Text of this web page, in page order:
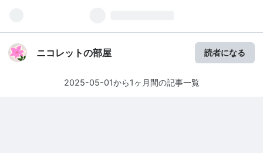
ニコレットの部屋 読者になる
2025-05-01から1ヶ月間の記事一覧